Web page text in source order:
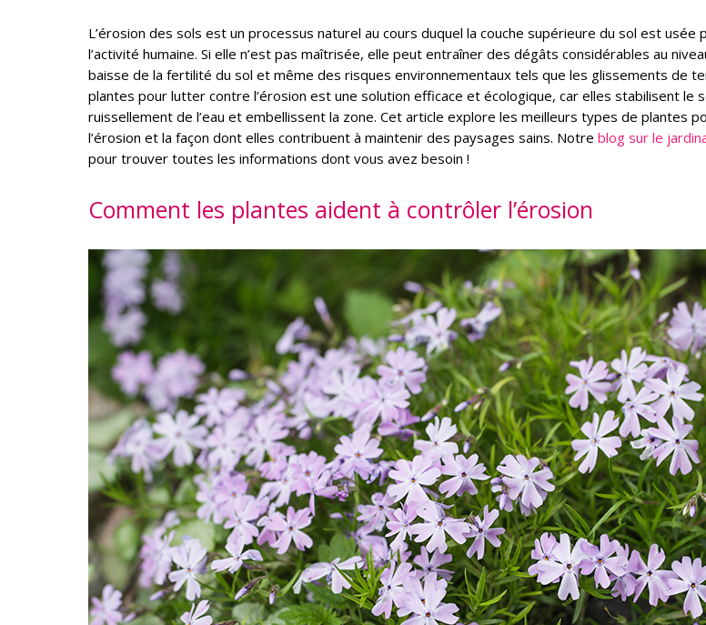
L’érosion des sols est un processus naturel au cours duquel la couche supérieure du sol est usée
l’activité humaine. Si elle n’est pas maîtrisée, elle peut entraîner des dégâts considérables au
baisse de la fertilité du sol et même des risques environnementaux tels que les glissements de
plantes pour lutter contre l’érosion est une solution efficace et écologique, car elles stabilisent le
ruissellement de l’eau et embellissent la zone. Cet article explore les meilleurs types de plantes
l’érosion et la façon dont elles contribuent à maintenir des paysages sains. Notre blog sur le
pour trouver toutes les informations dont vous avez besoin !
Comment les plantes aident à contrôler l’érosion